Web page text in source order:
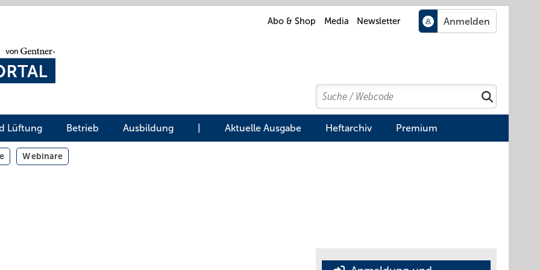
Abo & Shop Media Newsletter
Search
Suchen
Lüftung Betrieb Ausbildung Aktuelle Ausgabe Heftarchiv Premium
Webinare